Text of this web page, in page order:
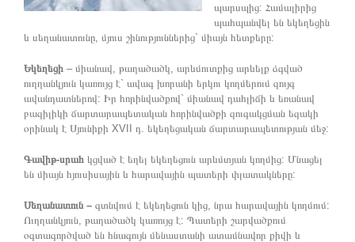
պարսպից: Համալիրից
պահպանվել են եկեղեցին
և սեղանատունը, մյուս շինություններից` միայն հետքերը:
Եկեղեցի – միանավ, թաղածածկ, արևմուտքից արևելք ձգված
ուղղանկյուն կառույց է` ավագ խորանի երկու կողմերում զույգ
ավանդատներով: Իր հորինվածքով` միանավ դահլիճի և եռանավ
բազիլիկի ճարտարապետական հորինվածքի զուգակցման եզակի
օրինակ է Սյունիքի XVII դ. եկեղեցական ճարտարապետության մեջ:
Գավիթ-սրահ կցված է եղել եկեղեցուն արևմտյան կողմից: Մնացել
են միայն հյուսիսային և հարավային պատերի փլատակները:
Սեղանատուն – գտնվում է եկեղեցուն կից, նրա հարավային կողմում:
Ուղղանկյուն, թաղածածկ կառույց է: Պատերի շարվածքում
օգտագործված են հնագույն մենաստանի ատամնավոր քիվի և